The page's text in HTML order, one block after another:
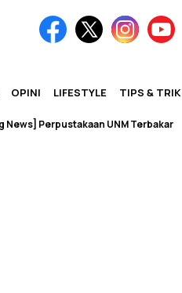
OPINI LIFESTYLE TIPS & TRIK
Perpustakaan UNM Terbakar